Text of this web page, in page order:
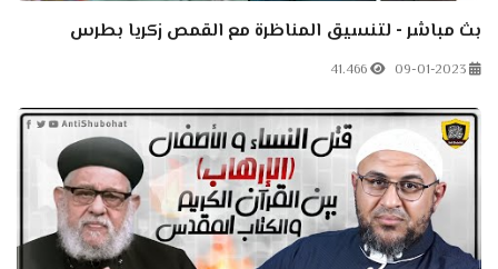
بث مباشر - لتنسيق المناظرة مع القمص زكريا بطرس
09-01-2023
41.466